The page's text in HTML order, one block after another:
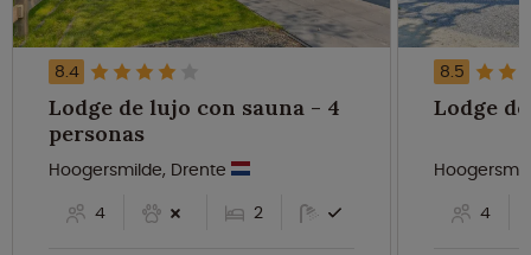
8.4
Lodge de lujo con sauna - 4
personas
Hoogersmilde, Drente
4
2
8.5
4